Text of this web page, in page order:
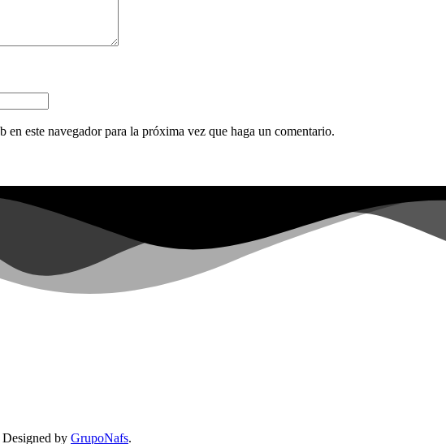
este navegador para la próxima vez que haga un comentario.
by GrupoNafs.